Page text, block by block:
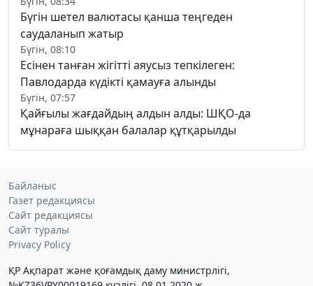
Бүгін шетел валютасы қанша теңгеден
саудаланып жатыр
Бүгін, 08:10
Есінен танған жігітті аяусыз тепкілеген:
Павлодарда күдікті қамауға алынды
Бүгін, 07:57
Қайғылы жағдайдың алдын алды: ШҚО-да
мұнараға шыққан балалар құтқарылды
Байланыс
Газет редакциясы
Сайт редакциясы
Сайт туралы
Privacy Policy
ҚР Ақпарат және қоғамдық даму министрлігі,